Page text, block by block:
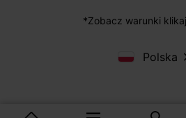
*Zobacz warunki
Polska